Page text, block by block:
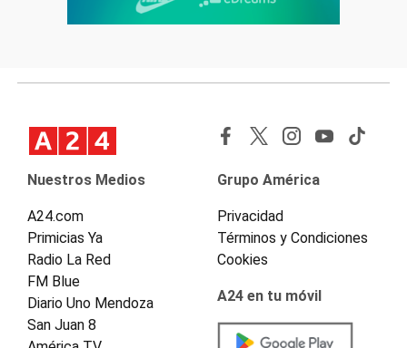
Nuestros Medios
A24.com
Primicias Ya
Radio La Red
FM Blue
Diario Uno Mendoza
San Juan 8
Grupo América
Privacidad
Términos y Condiciones
Cookies
A24 en tu móvil